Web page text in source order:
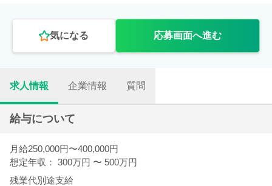
気になる 応募画面へ進む
求人情報 企業情報 質問
給与について
月給250,000円〜400,000円
想定年収： 300万円 〜 500万円
残業代別途支給